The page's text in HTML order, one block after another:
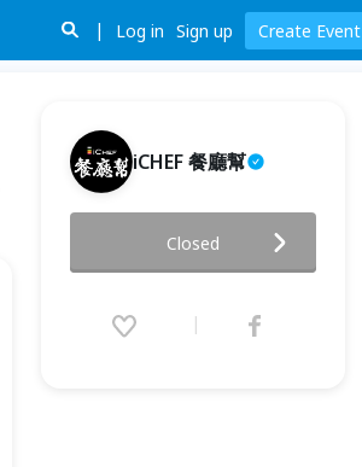
Log in Sign up Create Event
iCHEF 餐廳幫
FB X IG 廣告入門班
2021.06.23 (Wed) 14:00 - 17:00
Closed